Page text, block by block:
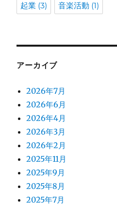
起業 (3) 音楽活動 (1)
アーカイブ
2026年7月
2026年6月
2026年4月
2026年3月
2026年2月
2025年11月
2025年9月
2025年8月
2025年7月